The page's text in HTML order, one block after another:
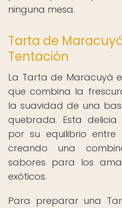
ninguna mesa.
Tarta de
Tentación
La Tarta de Maracuyá
que combina la
la suavidad de una
quebrada. Esta
por su equilibrio
creando una
sabores para los
exóticos.
Para preparar una